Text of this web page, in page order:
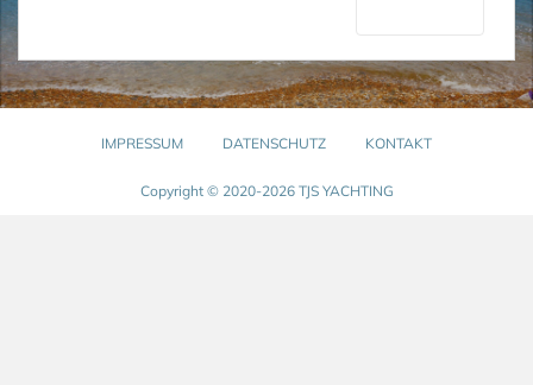
IMPRESSUM DATENSCHUTZ KONTAKT
Copyright © 2020-2026 TJS YACHTING